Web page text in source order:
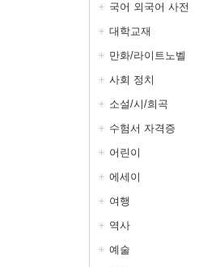
국어 외국어 사전
대학교재
만화/라이트노벨
사회 정치
소설/시/희곡
수험서 자격증
어린이
에세이
여행
역사
예술